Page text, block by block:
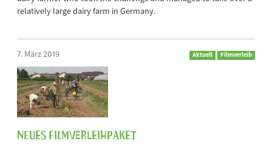
relatively large dairy farm in Germany.
7. März 2019 Aktuell Filmverleih
Neues Filmverleihpaket